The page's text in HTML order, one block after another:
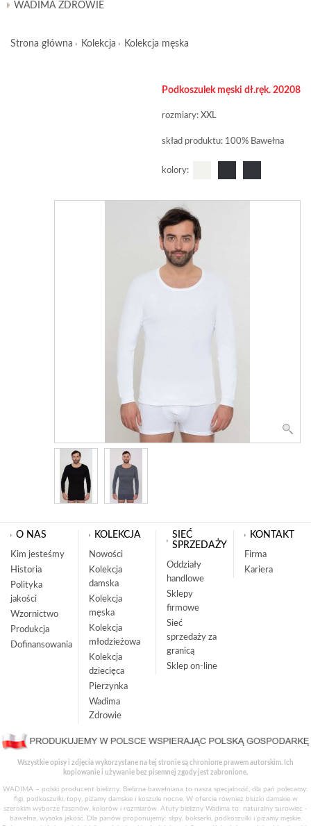
WADIMA ZDROWIE
Strona główna Kolekcja Kolekcja męska
Podkoszulek męski dł.ręk. 20208
rozmiary: XXL
skład produktu: 100% Bawełna
kolory:
O NAS
Kim jesteśmy
Historia
Polityka
jakości
Wzornictwo
Produkcja
Dofinansowania
KOLEKCJA
Nowości
Kolekcja
damska
Kolekcja
męska
Kolekcja
młodzieżowa
Kolekcja
dziecięca
Pierzynka
Wadima
Zdrowie
SIEĆ
SPRZEDAŻY
Oddziały
handlowe
Sklepy
firmowe
Sieć
sprzedaży za
granicą
Sklep on-line
KONTAKT
Firma
Kariera
Wszystkie opisy i zdjęcia wykorzystane na tej stronie są chronione prawem autorskim. Ich
kopiowanie i używanie bez pisemnej zgody jest zabronione.
WADIMA – polski producent bielizny. Bielizna bawełniana to nasza specjalność, dla pań polecamy:
figi, podkoszulki, topy, piżamy damskie i koszule nocne. W ofercie również bluzki damskie w
szerokim wyborze fasonów, kolorów i rozmiarów. Atuty bielizny Wadima to: naturalny surowiec -
bawełna, wysoka jakość. Dla panów proponujemy: slipy, bokserki, podkoszulki i piżamy męskie.